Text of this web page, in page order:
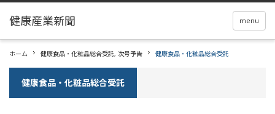
menu
ホーム 健康食品・化粧品総合受託, 次号予告 健康食品・化粧品総合受託
健康食品・化粧品総合受託